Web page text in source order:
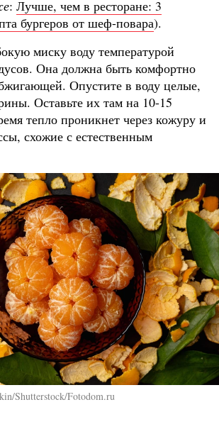
: Лучше, чем в ресторане: 3
бургеров от шеф-повара).
миску воду температурой
Она должна быть комфортно
Опустите в воду целые,
Оставьте их там на 10-15
тепло проникнет через кожуру и
схожие с естественным
Shutterstock/Fotodom.ru